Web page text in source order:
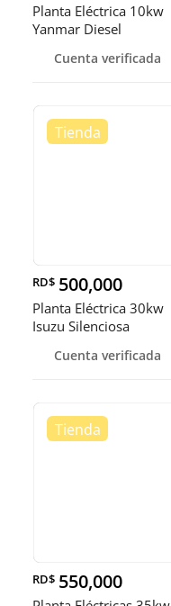
Planta Eléctrica 10kw
Yanmar Diesel
Cuenta verificada
RD$ 500,000
Planta Eléctrica 30kw
Isuzu Silenciosa
Cuenta verificada
RD$ 550,000